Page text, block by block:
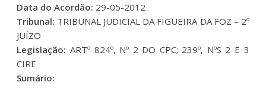
Data do Acordão: 29-05-2012
Tribunal: TRIBUNAL JUDICIAL DA FIGUEIRA DA FOZ – 2º
JUÍZO
Legislação: ARTº 824º, Nº 2 DO CPC; 239º, NºS 2 E 3
CIRE
Sumário: